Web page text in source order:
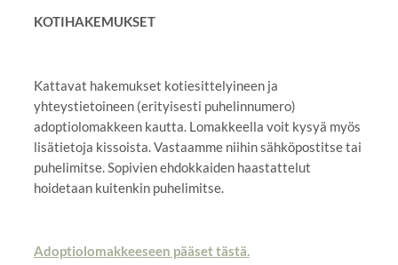
KOTIHAKEMUKSET
Kattavat hakemukset kotiesittelyineen ja
yhteystietoineen (erityisesti puhelinnumero)
adoptiolomakkeen kautta. Lomakkeella voit kysyä myös
lisätietoja kissoista. Vastaamme niihin sähköpostitse tai
puhelimitse. Sopivien ehdokkaiden haastattelut
hoidetaan kuitenkin puhelimitse.
Adoptiolomakkeeseen pääset tästä.